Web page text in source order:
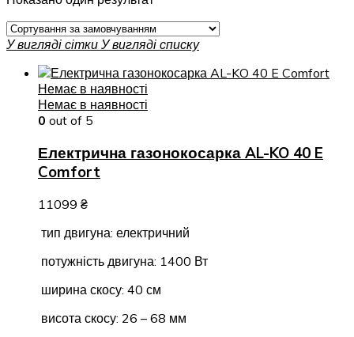
У вигляді сітки У вигляді списку
Немає в наявності
Немає в наявності
0 out of 5
Електрична газонокосарка AL-KO 40 E
Comfort
11099 ₴
тип двигуна: електричний
потужність двигуна: 1400 Вт
ширина скосу: 40 см
висота скосу: 26 – 68 мм